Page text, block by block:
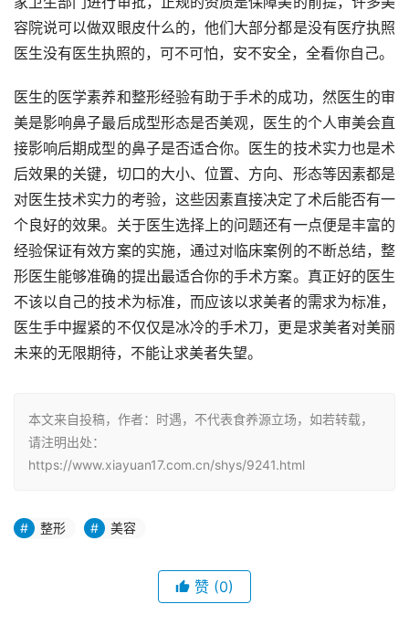
容院说可以做双眼皮什么的，他们大部分都是没有医疗执照
医生没有医生执照的，可不可怕，安不安全，全看你自己。
医生的医学素养和整形经验有助于手术的成功，然医生的审
美是影响鼻子最后成型形态是否美观，医生的个人审美会直
接影响后期成型的鼻子是否适合你。医生的技术实力也是术
后效果的关键，切口的大小、位置、方向、形态等因素都是
对医生技术实力的考验，这些因素直接决定了术后能否有一
个良好的效果。关于医生选择上的问题还有一点便是丰富的
经验保证有效方案的实施，通过对临床案例的不断总结，整
形医生能够准确的提出最适合你的手术方案。真正好的医生
不该以自己的技术为标准，而应该以求美者的需求为标准，
医生手中握紧的不仅仅是冰冷的手术刀，更是求美者对美丽
未来的无限期待，不能让求美者失望。
本文来自投稿，作者：时遇，不代表食养源立场，如若转载，
请注明出处：
https://www.xiayuan17.com.cn/shys/9241.html
整形 美容
赞 (0)